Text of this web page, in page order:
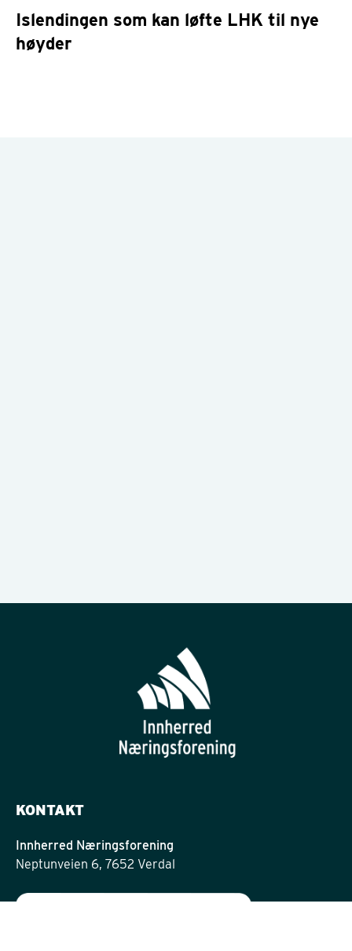
Islendingen som kan løfte LHK til nye
høyder
KONTAKT
Innherred Næringsforening
Neptunveien 6, 7652 Verdal